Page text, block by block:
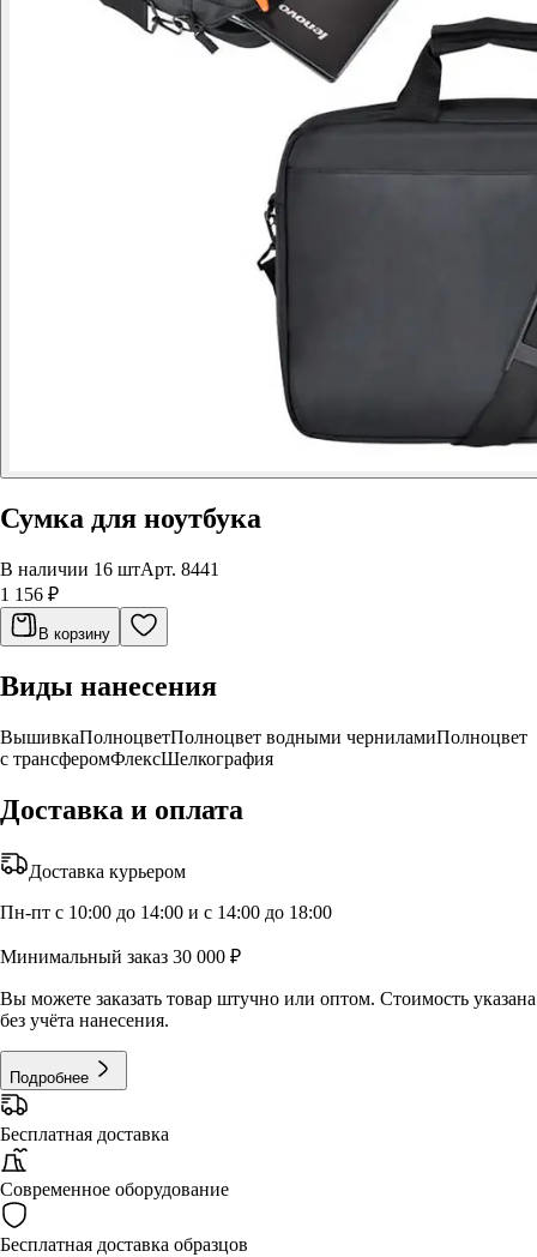
Сумка для ноутбука
В наличии 16 штАрт. 8441
1 156 ₽
В корзину
Виды нанесения
ВышивкаПолноцветПолноцвет водными черниламиПолноцвет
с трансферомФлексШелкография
Доставка и оплата
Доставка курьером
Пн-пт с 10:00 до 14:00 и с 14:00 до 18:00
Минимальный заказ 30 000 ₽
Вы можете заказать товар штучно или оптом. Стоимость указана
без учёта нанесения.
Подробнее
Бесплатная доставка
Современное оборудование
Бесплатная доставка образцов